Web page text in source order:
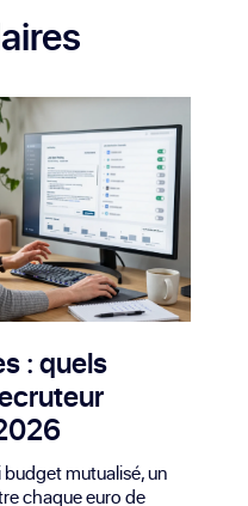
: quels
mutualisé, un
chaque euro de